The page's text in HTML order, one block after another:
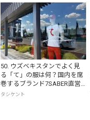
50. ウズベキスタンでよく見
る「て」の服は何？国内を席
巻するブランド7SABER直営
店へ
タシケント